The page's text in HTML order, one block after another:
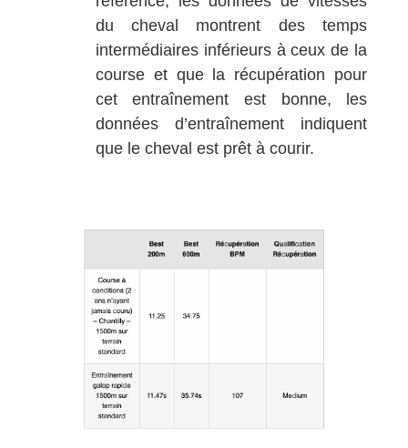
du cheval montrent des temps
intermédiaires inférieurs à ceux de la
course et que la récupération pour
cet entraînement est bonne, les
données d’entraînement indiquent
que le cheval est prêt à courir.